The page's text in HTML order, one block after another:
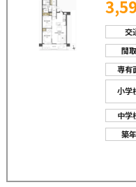
交
間
専有
小学
中学
築